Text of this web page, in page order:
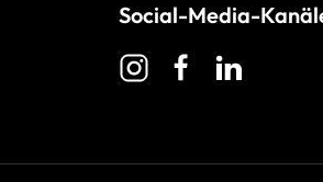
Social-Media-